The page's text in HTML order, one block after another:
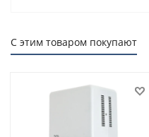
С этим товаром покупают